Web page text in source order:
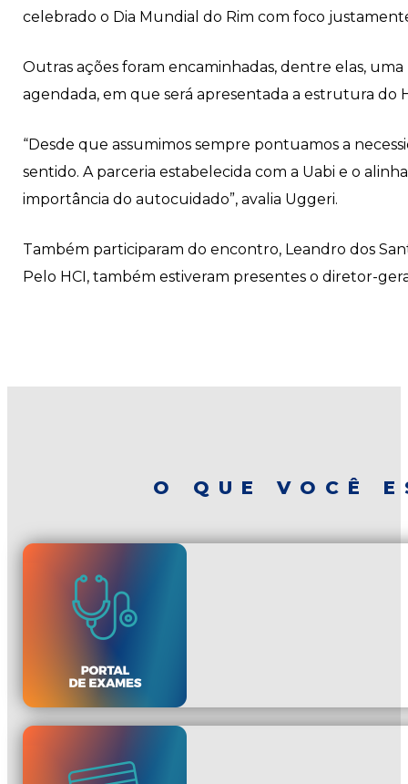
celebrado o Dia Mundial do Rim com foco
Outras ações foram encaminhadas, dentre elas,
agendada, em que será apresentada a estrutura do
“Desde que assumimos sempre pontuamos a
sentido. A parceria estabelecida com a Uabi e o
importância do autocuidado”, avalia Uggeri.
Também participaram do encontro, Leandro dos
Pelo HCI, também estiveram presentes o diretor-
O QUE VOCÊ